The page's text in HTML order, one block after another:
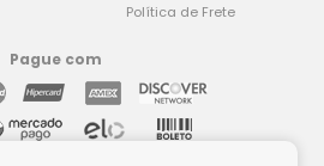
Política de Frete
Pague com